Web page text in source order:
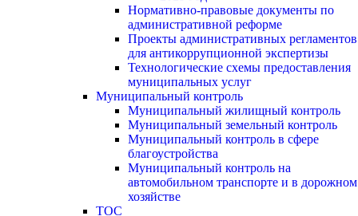
Нормативно-правовые документы по
административной реформе
Проекты административных регламентов
для антикоррупционной экспертизы
Технологические схемы предоставления
муниципальных услуг
Муниципальный контроль
Муниципальный жилищный контроль
Муниципальный земельный контроль
Муниципальный контроль в сфере
благоустройства
Муниципальный контроль на
автомобильном транспорте и в дорожном
хозяйстве
ТОС